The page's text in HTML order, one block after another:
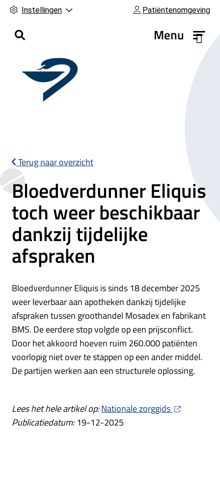
Instellingen Patiëntenomgeving
Menu
Terug naar overzicht
Bloedverdunner Eliquis
toch weer beschikbaar
dankzij tijdelijke
afspraken
Bloedverdunner Eliquis is sinds 18 december 2025
weer leverbaar aan apotheken dankzij tijdelijke
afspraken tussen groothandel Mosadex en fabrikant
BMS. De eerdere stop volgde op een prijsconflict.
Door het akkoord hoeven ruim 260.000 patiënten
voorlopig niet over te stappen op een ander middel.
De partijen werken aan een structurele oplossing.
Lees het hele artikel op:Nationale zorggids
Publicatiedatum:19-12-2025